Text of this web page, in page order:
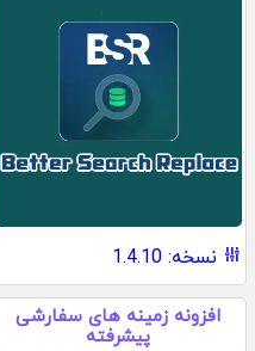
نسخه: 1.4.10
افزونه زمینه های سفارشی
پیشرفته